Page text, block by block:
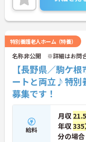
す。福利厚生も整って
る環境です。ご興味あ
など、さらに詳細をお
特別養護老人ホーム（特養）
名称非公開 ※詳細はお問
【長野県／駒ケ
ートと両立♪特別
募集です！
給料
月収
年収335
分の場合